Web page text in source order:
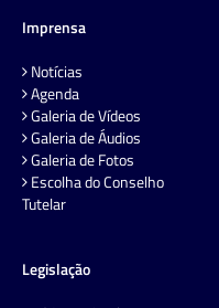
Imprensa
Notícias
Agenda
Galeria de Vídeos
Galeria de Áudios
Galeria de Fotos
Escolha do Conselho
Tutelar
Legislação